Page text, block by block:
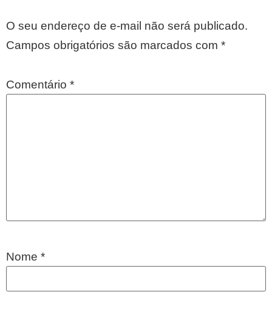
O seu endereço de e-mail não será publicado.
Campos obrigatórios são marcados com *
Comentário *
Nome *